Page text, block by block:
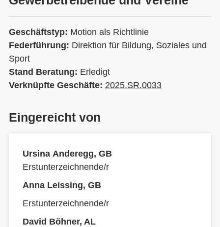
Geschäftstyp: Motion als Richtlinie
Federführung: Direktion für Bildung, Soziales und
Sport
Stand Beratung: Erledigt
Verknüpfte Geschäfte: 2025.SR.0033
Eingereicht von
Ursina Anderegg, GB
Erstunterzeichnende/r
Anna Leissing, GB
Erstunterzeichnende/r
David Böhner, AL